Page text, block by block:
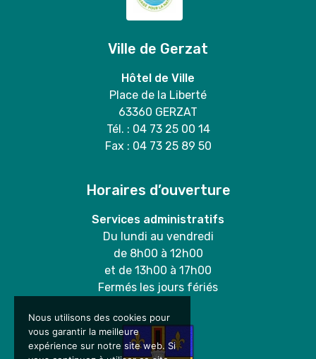
Ville de Gerzat
Hôtel de Ville
Place de la Liberté
63360 GERZAT
Tél. : 04 73 25 00 14
Fax : 04 73 25 89 50
Horaires d’ouverture
Services administratifs
Du lundi au vendredi
de 8h00 à 12h00
et de 13h00 à 17h00
Fermés les jours fériés
Nous utilisons des cookies pour
vous garantir la meilleure
expérience sur notre site web. Si